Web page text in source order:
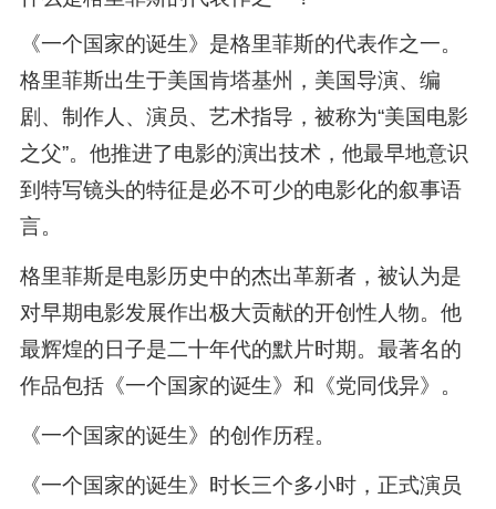
《一个国家的诞生》是格里菲斯的代表作之一。
格里菲斯出生于美国肯塔基州，美国导演、编
剧、制作人、演员、艺术指导，被称为“美国电影
之父”。他推进了电影的演出技术，他最早地意识
到特写镜头的特征是必不可少的电影化的叙事语
言。
格里菲斯是电影历史中的杰出革新者，被认为是
对早期电影发展作出极大贡献的开创性人物。他
最辉煌的日子是二十年代的默片时期。最著名的
作品包括《一个国家的诞生》和《党同伐异》。
《一个国家的诞生》的创作历程。
《一个国家的诞生》时长三个多小时，正式演员